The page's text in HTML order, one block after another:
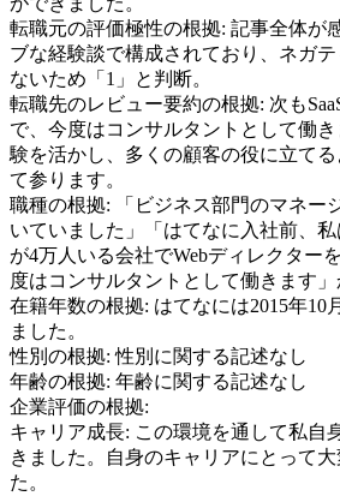
転職元の評価極性の根拠: 記事全体が
ブな経験談で構成されており、ネガ
ないため「1」と判断。
転職先のレビュー要約の根拠: 次も
で、今度はコンサルタントとして働
験を活かし、多くの顧客の役に立て
て参ります。
職種の根拠:
「ビジネス部門のマネー
いていました」「はてなに入社前、
が4万人いる会社でWebディレクター
度はコンサルタントとして働きます」
在籍年数の根拠: はてなには2015年10
ました。
性別の根拠:性別に関する記述なし
年齢の根拠: 年齢に関する記述なし
企業評価の根拠:
キャリア成長: この環境を通して私自
きました。自身のキャリアにとって
た。